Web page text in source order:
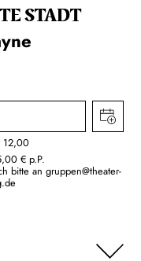
STADT
12,00
€ p.P.
bitte an gruppen@theater-